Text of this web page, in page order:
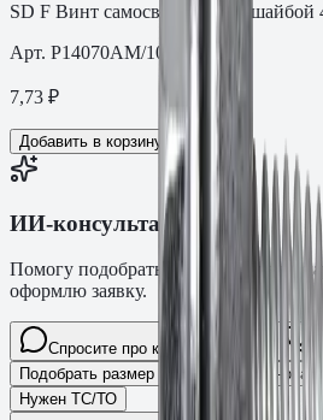
SD F Винт самосверлящий с шайбой
Арт. P14070AM/100
7,73 ₽
Добавить в корзину
ИИ-консультант Fasty
Помогу подобрать товар, расскажу
оформлю заявку.
Спросите про крепёж Fasty…
Подобрать размер
Для какого
Нужен ТС/ТО